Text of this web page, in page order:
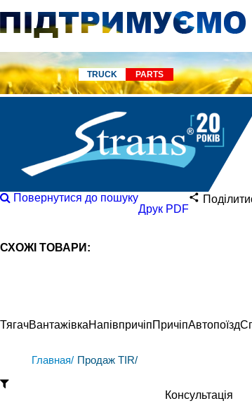
TRUCK PARTS
Повернутися до пошуку
Друк PDF
СХОЖІ ТОВАРИ:
ТягачВантажівкаНапівпричіпПричіпАвтопоїзд
Главная/ Продаж TIR/
Консультація